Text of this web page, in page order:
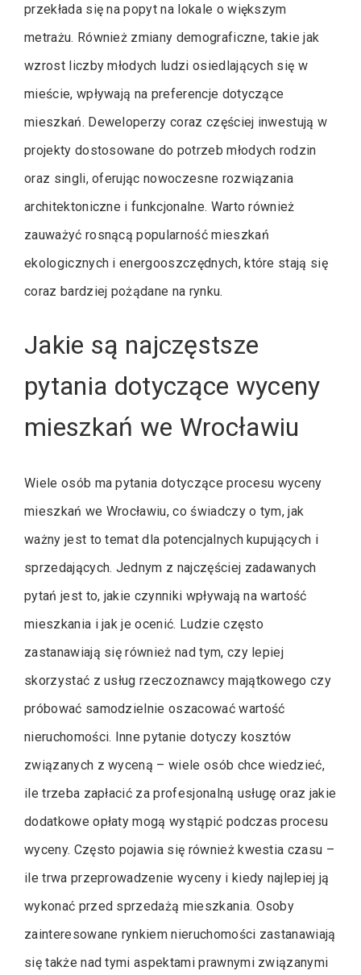
przekłada się na popyt na lokale o większym
metrażu. Również zmiany demograficzne, takie jak
wzrost liczby młodych ludzi osiedlających się w
mieście, wpływają na preferencje dotyczące
mieszkań. Deweloperzy coraz częściej inwestują w
projekty dostosowane do potrzeb młodych rodzin
oraz singli, oferując nowoczesne rozwiązania
architektoniczne i funkcjonalne. Warto również
zauważyć rosnącą popularność mieszkań
ekologicznych i energooszczędnych, które stają się
coraz bardziej pożądane na rynku.
Jakie są najczęstsze
pytania dotyczące wyceny
mieszkań we Wrocławiu
Wiele osób ma pytania dotyczące procesu wyceny
mieszkań we Wrocławiu, co świadczy o tym, jak
ważny jest to temat dla potencjalnych kupujących i
sprzedających. Jednym z najczęściej zadawanych
pytań jest to, jakie czynniki wpływają na wartość
mieszkania i jak je ocenić. Ludzie często
zastanawiają się również nad tym, czy lepiej
skorzystać z usług rzeczoznawcy majątkowego czy
próbować samodzielnie oszacować wartość
nieruchomości. Inne pytanie dotyczy kosztów
związanych z wyceną – wiele osób chce wiedzieć,
ile trzeba zapłacić za profesjonalną usługę oraz jakie
dodatkowe opłaty mogą wystąpić podczas procesu
wyceny. Często pojawia się również kwestia czasu –
ile trwa przeprowadzenie wyceny i kiedy najlepiej ją
wykonać przed sprzedażą mieszkania. Osoby
zainteresowane rynkiem nieruchomości zastanawiają
się także nad tymi aspektami prawnymi związanymi